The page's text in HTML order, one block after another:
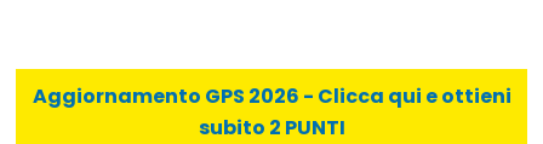
Aggiornamento GPS 2026 - Clicca qui e ottieni
subito 2 PUNTI